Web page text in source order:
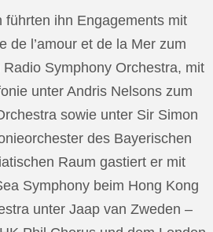
führten ihn Engagements mit
de l’amour et de la Mer zum
Symphony Orchestra, mit
unter Andris Nelsons zum
sowie unter Sir Simon
des Bayerischen
Raum gastiert er mit
Symphony beim Hong Kong
unter Jaap van Zweden –